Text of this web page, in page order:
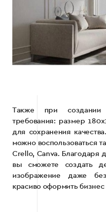
Также при создании
требования: размер
для сохранения
можно воспользоваться
Crello, Canva. Благодаря
вы сможете создать
изображение даже
красиво оформить бизнес